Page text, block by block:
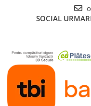
Corpuri si surse de
Garduri metalice
Plasa gard
Stalpi gard
Panouri gard
SOCIAL